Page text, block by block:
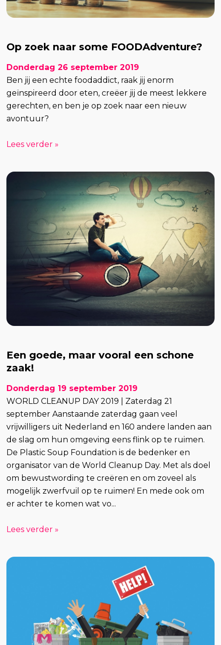
Op zoek naar some FOODAdventure?
Donderdag 26 september 2019
Ben jij een echte foodaddict, raak jij enorm
geïnspireerd door eten, creëer jij de meest lekkere
gerechten, en ben je op zoek naar een nieuw
avontuur?
Lees verder »
Een goede, maar vooral een schone
zaak!
Donderdag 19 september 2019
WORLD CLEANUP DAY 2019 | Zaterdag 21
september Aanstaande zaterdag gaan veel
vrijwilligers uit Nederland en 160 andere landen aan
de slag om hun omgeving eens flink op te ruimen.
De Plastic Soup Foundation is de bedenker en
organisator van de World Cleanup Day. Met als doel
om bewustwording te creëren en om zoveel als
mogelijk zwerfvuil op te ruimen! En mede ook om
er achter te komen wat vo...
Lees verder »